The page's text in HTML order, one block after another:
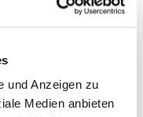
und Anzeigen zu
Medien anbieten